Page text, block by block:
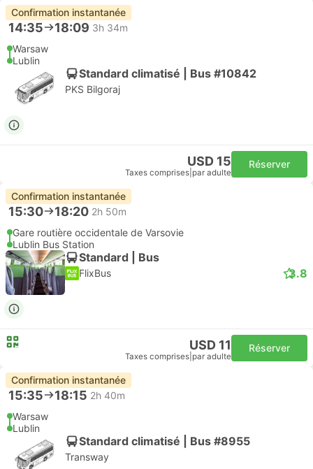
Confirmation instantanée
14:35 18:09 3h 34m
Warsaw
Lublin
Standard climatisé | Bus #10842
PKS Bilgoraj
USD 15
Taxes comprises par adulte
Réserver
Confirmation instantanée
15:30 18:20 2h 50m
Gare routière occidentale de Varsovie
Lublin Bus Station
Standard | Bus
FlixBus 3.8
USD 11
Taxes comprises par adulte
Réserver
Confirmation instantanée
15:35 18:15 2h 40m
Warsaw
Lublin
Standard climatisé | Bus #8955
Transway